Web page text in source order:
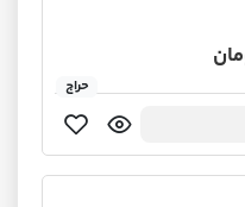
حراج